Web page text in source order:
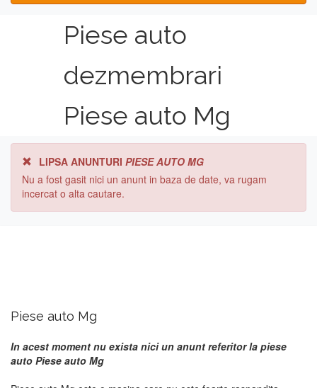
Piese auto
dezmembrari
Piese auto Mg
LIPSA ANUNTURI PIESE AUTO MG
Nu a fost gasit nici un anunt in baza de date, va rugam
incercat o alta cautare.
Piese auto Mg
In acest moment nu exista nici un anunt referitor la piese
auto Piese auto Mg